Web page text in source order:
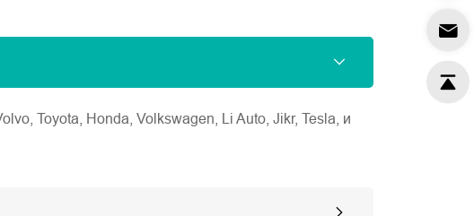
Toyota, Honda, Volkswagen, Li Auto, Jikr, Tesla, и